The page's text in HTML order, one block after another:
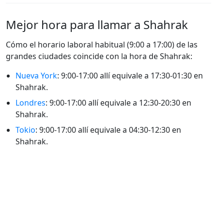
Mejor hora para llamar a Shahrak
Cómo el horario laboral habitual (9:00 a 17:00) de las
grandes ciudades coincide con la hora de Shahrak:
Nueva York: 9:00-17:00 allí equivale a 17:30-01:30 en
Shahrak.
Londres: 9:00-17:00 allí equivale a 12:30-20:30 en
Shahrak.
Tokio: 9:00-17:00 allí equivale a 04:30-12:30 en
Shahrak.